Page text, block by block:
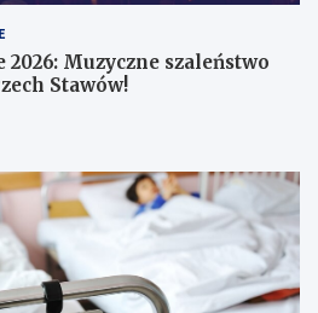
2026: Muzyczne szaleństwo
Stawów!